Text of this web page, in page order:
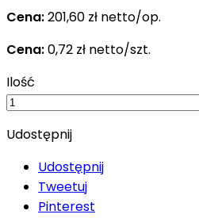
Cena:201,60 zł netto/op.
Cena:0,72 zł netto/szt.
Ilość
Udostępnij
Udostępnij
Tweetuj
Pinterest